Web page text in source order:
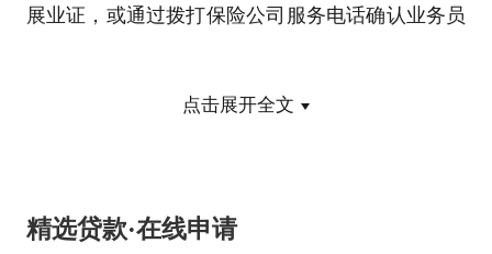
展业证，或通过拨打保险公司服务电话确认业务员
不规范的操作问题，影响日后索赔。
纳保险费，同时向保险公司或代理人索要保单正本
点击展开全文
精选贷款·在线申请